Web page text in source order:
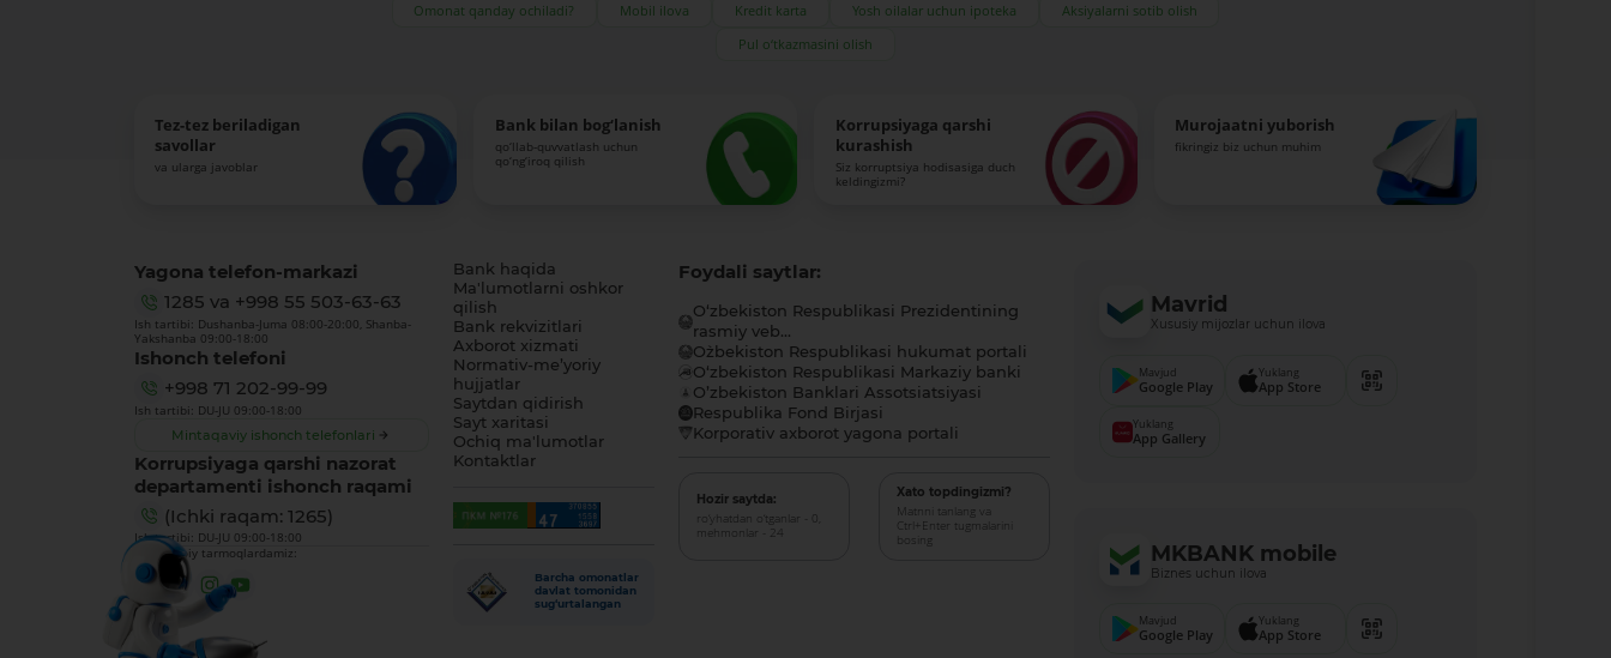
Omonat qanday ochiladi? Mobil ilova Kredit karta Yosh oilalar uchun ipoteka
Aksiyalarni sotib olish
Pul o‘tkazmasini olish
Tez-tez beriladigan
savollar
va ularga javoblar
Bank bilan bog‘lanish
qo‘llab-quvvatlash uchun
qo‘ng‘iroq qilish
Korrupsiyaga qarshi
kurashish
Siz korruptsiya hodisasiga duch
keldingizmi?
Murojaatni yuborish
fikringiz biz uchun muhim
Yagona telefon-markazi
1285 va +998 55 503-63-63
Ish tartibi: Dushanba-Juma 08:00-20:00, Shanba-
Yakshanba 09:00-18:00
Ishonch telefoni
+998 71 202-99-99
Ish tartibi: DU-JU 09:00-18:00
Mintaqaviy ishonch telefonlari
Korrupsiyaga qarshi nazorat
departamenti ishonch raqami
(Ichki raqam: 1265)
Ish tartibi: DU-JU 09:00-18:00
Biz ijtimoiy tarmoqlardamiz:
Bank haqida
Ma'lumotlarni oshkor
qilish
Bank rekvizitlari
Axborot xizmati
Normativ-me’yoriy
hujjatlar
Saytdan qidirish
Sayt xaritasi
Ochiq ma'lumotlar
Kontaktlar
Barcha omonatlar
davlat tomonidan
sug‘urtalangan
Foydali saytlar:
O‘zbekiston Respublikasi Prezidentining
rasmiy veb...
O`zbekiston Respublikasi hukumat portali
O‘zbekiston Respublikasi Markaziy banki
O’zbekiston Banklari Assotsiatsiyasi
Respublika Fond Birjasi
Korporativ axborot yagona portali
Hozir saytda:
ro‘yhatdan o‘tganlar - 0,
mehmonlar - 24
Xato topdingizmi?
Matnni tanlang va
Ctrl+Enter tugmalarini
bosing
Mavrid
Xususiy mijozlar uchun ilova
Mavjud
Google Play
Yuklang
App Store
Yuklang
App Gallery
MKBANK mobile
Biznes uchun ilova
Mavjud
Google Play
Yuklang
App Store